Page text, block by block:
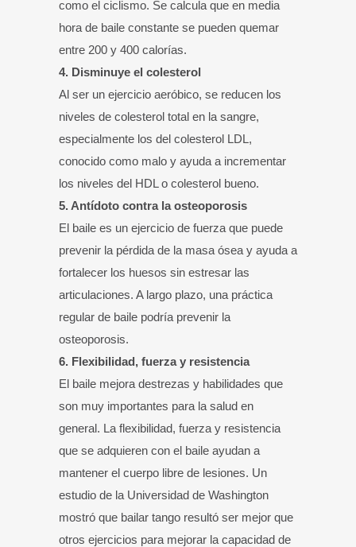
como el ciclismo. Se calcula que en media
hora de baile constante se pueden quemar
entre 200 y 400 calorías.
4. Disminuye el colesterol
Al ser un ejercicio aeróbico, se reducen los
niveles de colesterol total en la sangre,
especialmente los del colesterol LDL,
conocido como malo y ayuda a incrementar
los niveles del HDL o colesterol bueno.
5. Antídoto contra la osteoporosis
El baile es un ejercicio de fuerza que puede
prevenir la pérdida de la masa ósea y ayuda a
fortalecer los huesos sin estresar las
articulaciones. A largo plazo, una práctica
regular de baile podría prevenir la
osteoporosis.
6. Flexibilidad, fuerza y resistencia
El baile mejora destrezas y habilidades que
son muy importantes para la salud en
general. La flexibilidad, fuerza y resistencia
que se adquieren con el baile ayudan a
mantener el cuerpo libre de lesiones. Un
estudio de la Universidad de Washington
mostró que bailar tango resultó ser mejor que
otros ejercicios para mejorar la capacidad de